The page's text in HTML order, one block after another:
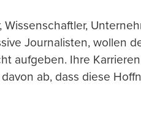
Wissenschaftler,
Journalisten, wollen
aufgeben. Ihre
ab, dass diese